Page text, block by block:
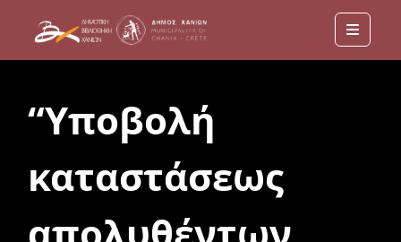
Menu
“Υποβολή
καταστάσεως